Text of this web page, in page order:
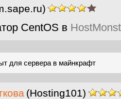
CentOS в
для сервера в майнкрафт
(Hosting101)